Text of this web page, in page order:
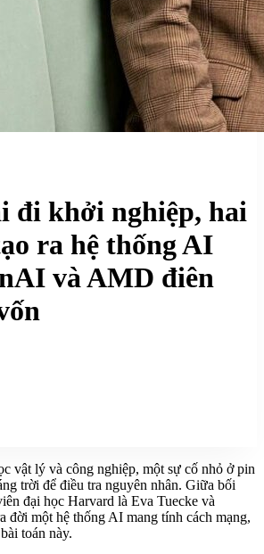
đi khởi nghiệp, hai
ra hệ thống AI
và AMD điên
vật lý và công nghiệp, một sự cố nhỏ ở pin
trời để điều tra nguyên nhân. Giữa bối
đại học Harvard là Eva Tuecke và
đời một hệ thống AI mang tính cách mạng,
toán này.